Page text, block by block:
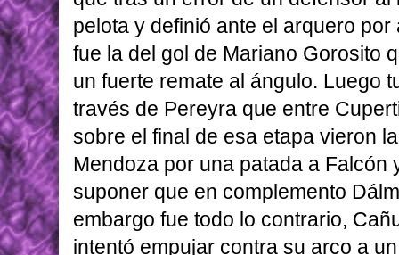
pelota y definió ante el arquero
fue la del gol de Mariano Gorosito
un fuerte remate al ángulo. Luego
través de Pereyra que entre
sobre el final de esa etapa vieron
Mendoza por una patada a
suponer que en complemento
embargo fue todo lo contrario,
intentó empujar contra su arco a